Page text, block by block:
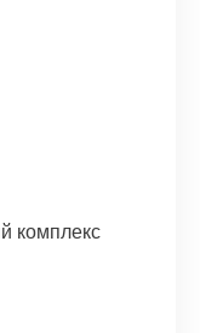
комплекс